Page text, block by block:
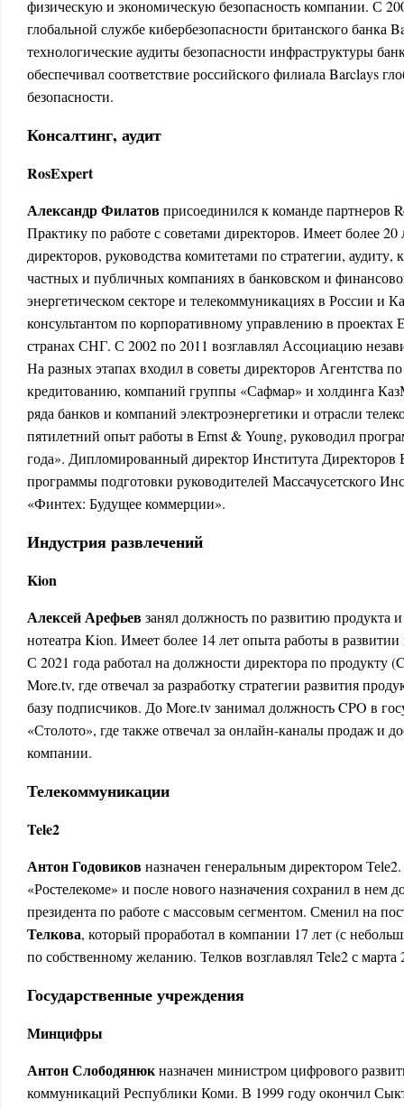
физическую и экономическую безопасность компании. С
глобальной службе кибербезопасности британского банка
технологические аудиты безопасности инфраструктуры
обеспечивал соответствие российского филиала Barclays
безопасности.
Консалтинг, аудит
RosExpert
Александр Филатовприсоединился к команде партнеров
Практику по работе с советами директоров. Имеет более 20
директоров, руководства комитетами по стратегии,
частных и публичных компаниях в банковском и
энергетическом секторе и телекоммуникациях в России и
консультантом по корпоративному управлению в
странах СНГ. С 2002 по 2011 возглавлял Ассоциацию
На разных этапах входил в советы директоров Агентства
кредитованию, компаний группы «Сафмар» и холдинга
ряда банков и компаний электроэнергетики и отрасли
пятилетний опыт работы в Ernst & Young, руководил
года». Дипломированный директор Института
программы подготовки руководителей Массачусетского
«Финтех: Будущее коммерции».
Индустрия развлечений
Kion
Алек­сей Арефь­евза­нял дол­жность по раз­ви­тию про­дук­та
нотеат­ра Kion. Имеет более 14 лет опыта работы в
С 2021 года работал на должности директора по продукту
More.tv, где отвечал за разработку стратегии развития
базу подписчиков. До More.tv занимал должность CPO в
«Столото», где также отвечал за онлайн-каналы продаж и
компании.
Телекоммуникации
Tele2
Антон Годовиковназ­на­чен ге­нераль­ным ди­рек­то­ром
«Ростелекоме» и после нового назначения сохранил в нем
президента по работе с массовым сегментом. Сменил на
Телкова, который проработал в компании 17 лет (с
по собственному желанию. Телков возглавлял Tele2 с марта
Государственные учреждения
Минцифры
Антон Слободянюкназначен министром цифрового
коммуникаций Республики Коми. В 1999 году окончил